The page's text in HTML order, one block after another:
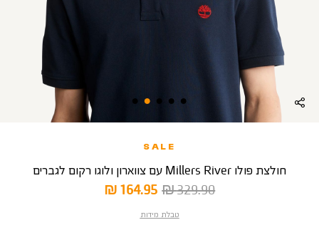
SALE
חולצת פולו Millers River עם צווארון ולוגו רקום לגברים
מחיר
מוצר
164.95 ₪
מחיר
329.90 ₪
טבלת מידות